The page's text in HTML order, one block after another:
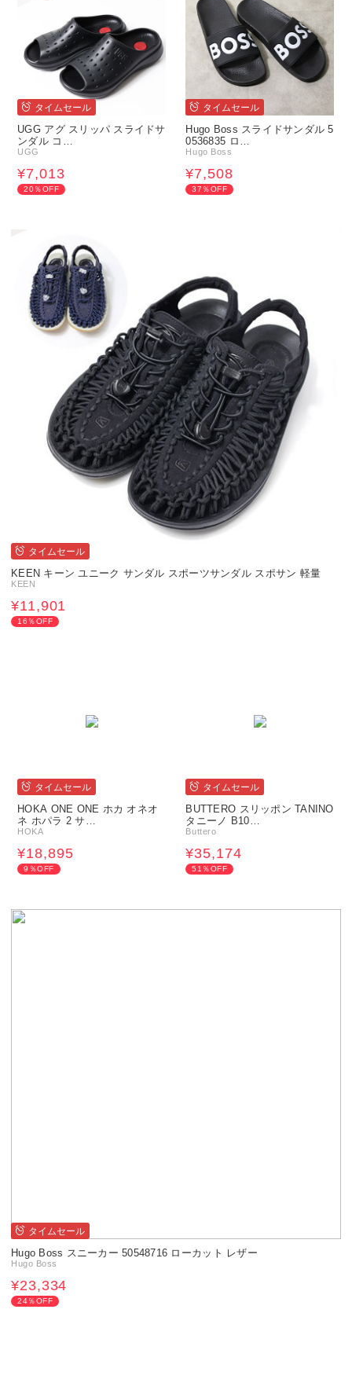
タイムセール
UGG アグ スリッパ スライドサ
ンダル コ…
UGG
¥7,013
20％OFF
タイムセール
Hugo Boss スライドサンダル 5
0536835 ロ…
Hugo Boss
¥7,508
37％OFF
タイムセール
KEEN キーン ユニーク サンダル スポーツサンダル スポサン 軽量
KEEN
¥11,901
16％OFF
タイムセール
HOKA ONE ONE ホカ オネオ
ネ ホパラ 2 サ…
HOKA
¥18,895
9％OFF
タイムセール
BUTTERO スリッポン TANINO
タニーノ B10…
Buttero
¥35,174
51％OFF
タイムセール
Hugo Boss スニーカー 50548716 ローカット レザー
Hugo Boss
¥23,334
24％OFF